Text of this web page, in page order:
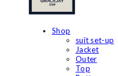
Shop
suit set-up
Jacket
Outer
Top